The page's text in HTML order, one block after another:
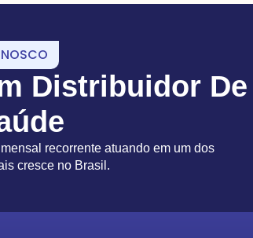
Distribuidor De
recorrente atuando em um dos
cresce no Brasil.